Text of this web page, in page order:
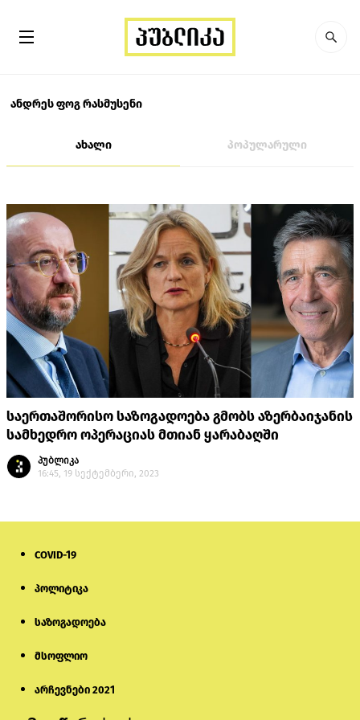
ანდრეს ფოგ რასმუსენი
ახალი პოპულარული
საერთაშორისო საზოგადოება გმობს აზერბაიჯანის
სამხედრო ოპერაციას მთიან ყარაბაღში
პუბლიკა
16:45, 19 სექტემბერი, 2023
COVID-19
პოლიტიკა
საზოგადოება
მსოფლიო
არჩევნები 2021